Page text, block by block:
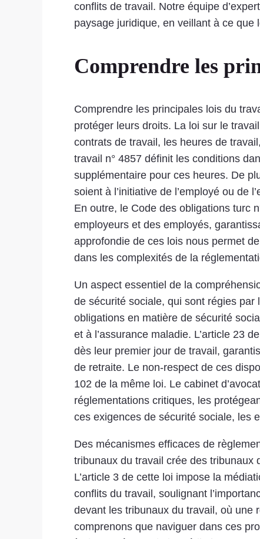
conflits de travail. Notre équipe
paysage juridique, en veillant à ce
Comprendre les
Comprendre les principales lois du
protéger leurs droits. La loi sur le
contrats de travail, les heures de
travail n° 4857 définit les conditions
supplémentaire pour ces heures. De
soient à l’initiative de l’employé ou de
En outre, le Code des obligations turc
employeurs et des employés,
approfondie de ces lois nous permet
dans les complexités de la
Un aspect essentiel de la
de sécurité sociale, qui sont régies par
obligations en matière de sécurité
et à l’assurance maladie. L’article 23
dès leur premier jour de travail,
de retraite. Le non-respect de ces
102 de la même loi. Le cabinet
réglementations critiques, les
ces exigences de sécurité sociale, les
Des mécanismes efficaces de
tribunaux du travail crée des tribunaux
L’article 3 de cette loi impose la
conflits du travail, soulignant
devant les tribunaux du travail, où une
comprenons que naviguer dans ces